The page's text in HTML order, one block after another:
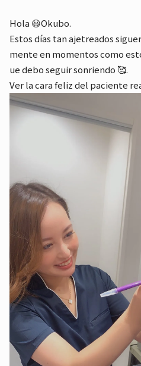
Hola 😃Okubo.
Estos días tan ajetreados
mente en momentos como
ue debo seguir sonriendo 🥰.
Ver la cara feliz del paciente